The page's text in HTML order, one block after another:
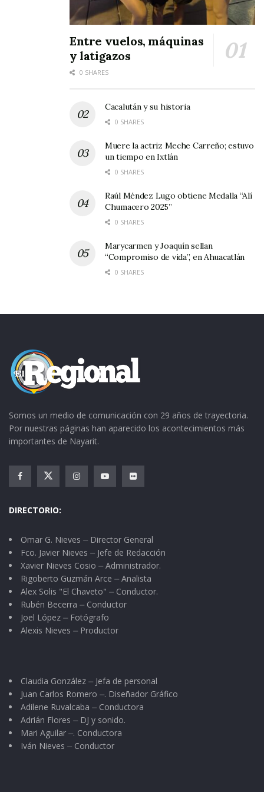
Entre vuelos, máquinas
y latigazos
0 SHARES
Cacalután y su historia
0 SHARES
Muere la actriz Meche Carreño; estuvo
un tiempo en Ixtlán
0 SHARES
Raúl Méndez Lugo obtiene Medalla “Alí
Chumacero 2025”
0 SHARES
Marycarmen y Joaquín sellan
“Compromiso de vida”, en Ahuacatlán
0 SHARES
Somos un medio de comunicación con 29 años de trayectoria.
Por nuestras páginas han aparecido los acontecimientos más
importantes de Nayarit.
DIRECTORIO:
Omar G. Nieves ⏤ Director General
Fco. Javier Nieves ⏤ Jefe de Redacción
Xavier Nieves Cosio ⏤ Administrador.
Rigoberto Guzmán Arce ⏤ Analista
Alex Solis "El Chaveto" ⏤ Conductor.
Rubén Becerra ⏤ Conductor
Joel López ⏤ Fotógrafo
Alexis Nieves ⏤ Productor
Claudia González ⏤ Jefa de personal
Juan Carlos Romero ⏤. Diseñador Gráfico
Adilene Ruvalcaba ⏤ Conductora
Adrián Flores ⏤ DJ y sonido.
Mari Aguilar ⏤. Conductora
Iván Nieves ⏤ Conductor